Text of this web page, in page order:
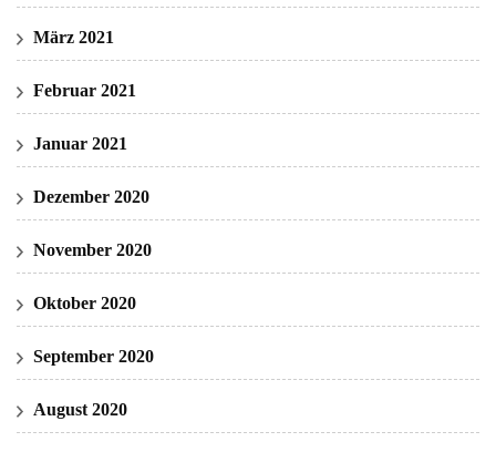
März 2021
Februar 2021
Januar 2021
Dezember 2020
November 2020
Oktober 2020
September 2020
August 2020